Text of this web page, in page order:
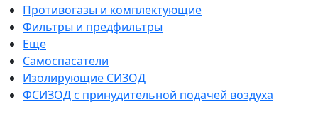
Противогазы и комплектующие
Фильтры и предфильтры
Еще
Самоспасатели
Изолирующие СИЗОД
ФСИЗОД с принудительной подачей воздуха